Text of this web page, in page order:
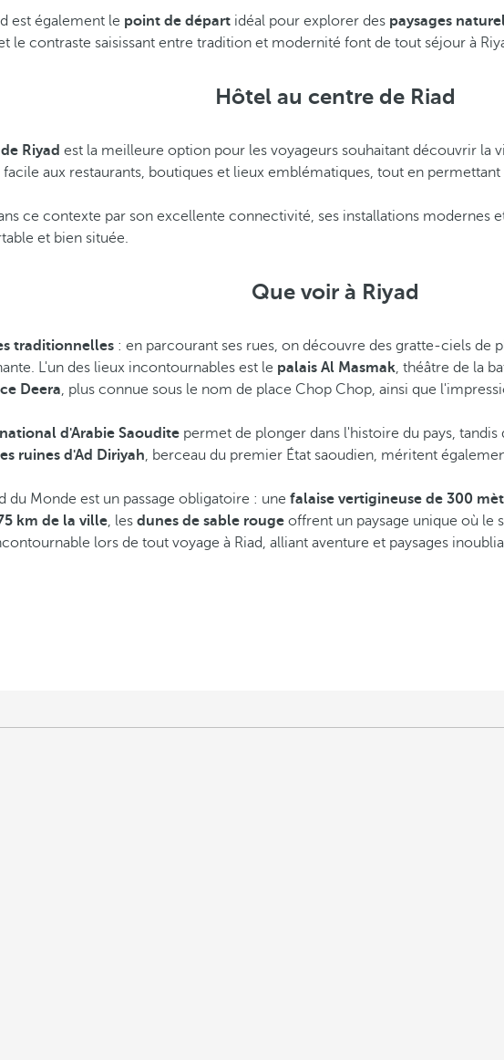
est également le point de départ idéal pour explorer des paysages
le contraste saisissant entre tradition et modernité font de tout séjour à
Hôtel au centre de Riad
Riyad est la meilleure option pour les voyageurs souhaitant découvrir la
aux restaurants, boutiques et lieux emblématiques, tout en
ce contexte par son excellente connectivité, ses installations modernes
et bien située.
Que voir à Riyad
traditionnelles : en parcourant ses rues, on découvre des gratte-ciels de
L'un des lieux incontournables est le palais Al Masmak, théâtre de la
Deera, plus connue sous le nom de place Chop Chop, ainsi que
d'Arabie Saoudite permet de plonger dans l'histoire du pays, tandis
ruines d'Ad Diriyah, berceau du premier État saoudien, méritent
du Monde est un passage obligatoire : une falaise vertigineuse de 300
km de la ville, les dunes de sable rouge offrent un paysage unique où le
lors de tout voyage à Riad, alliant aventure et paysages